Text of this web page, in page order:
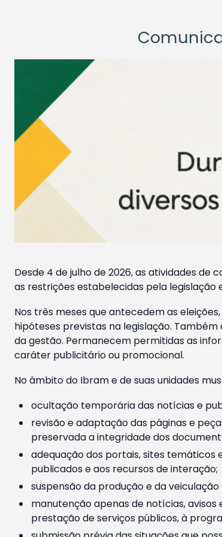
Desde 4 de julho de 2026, as atividades de
as restrições estabelecidas pela legislação
Nos três meses que antecedem as
hipóteses previstas na legislação.
da gestão. Permanecem permitidas as
caráter publicitário ou promocional.
No âmbito do Ibram e de suas unidades
ocultação temporária das notícias e
revisão e adaptação das páginas e
preservada a integridade dos
adequação dos portais, sites temáticos
publicados e aos recursos de interação;
suspensão da produção e da
manutenção apenas de notícias,
prestação de serviços públicos, à